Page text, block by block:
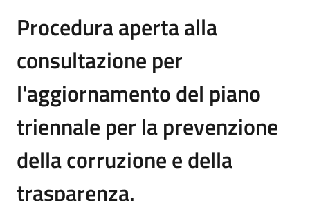
Procedura aperta alla
consultazione per
l'aggiornamento del piano
triennale per la prevenzione
della corruzione e della
trasparenza.